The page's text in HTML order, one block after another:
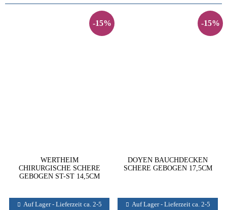
-15%
WERTHEIM
CHIRURGISCHE SCHERE
GEBOGEN ST-ST 14,5CM
Auf Lager - Lieferzeit ca. 2-5
-15%
DOYEN BAUCHDECKEN
SCHERE GEBOGEN 17,5CM
Auf Lager - Lieferzeit ca. 2-5